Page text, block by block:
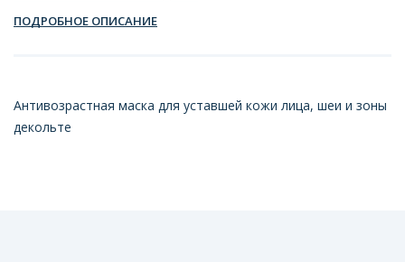
ПОДРОБНОЕ ОПИСАНИЕ
Антивозрастная маска для уставшей кожи лица, шеи и зоны
декольте